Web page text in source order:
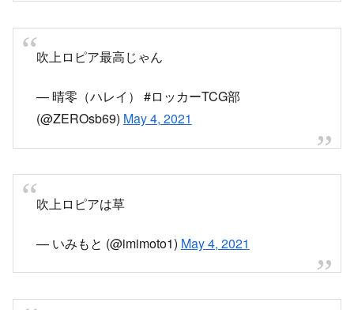
吹上ロピア最高じゃん
— 晴零（ハレイ） #ロッカーTCG部
(@ZEROsb69) May 4, 2021
吹上ロピアは草
— いみもと (@imimoto1) May 4, 2021